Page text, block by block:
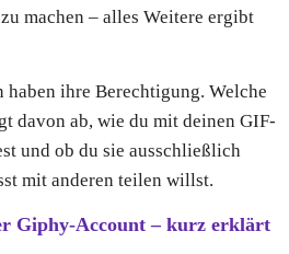
machen – alles Weitere ergibt
ihre Berechtigung. Welche
davon ab, wie du mit deinen GIF-
und ob du sie ausschließlich
mit anderen teilen willst.
Giphy-Account – kurz erklärt